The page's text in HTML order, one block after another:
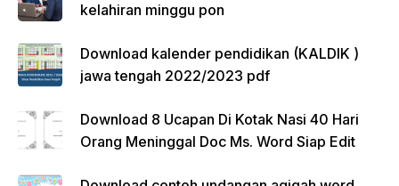
kelahiran minggu pon
Download kalender pendidikan (KALDIK )
jawa tengah 2022/2023 pdf
Download 8 Ucapan Di Kotak Nasi 40 Hari
Orang Meninggal Doc Ms. Word Siap Edit